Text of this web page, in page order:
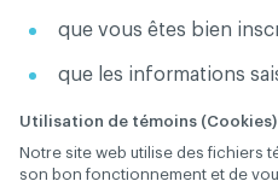
que vous êtes bien
que les informations
sur la carte
Utilisation de témoins (Cookies)
Notre site web utilise des fichiers
son bon fonctionnement et de